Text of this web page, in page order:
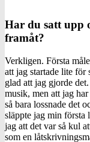
Har du satt upp
framåt?
Verkligen. Första
att jag startade lite för
glad att jag gjorde
musik, men att jag
så bara lossnade det
släppte jag min första
jag att det var så kul
som en